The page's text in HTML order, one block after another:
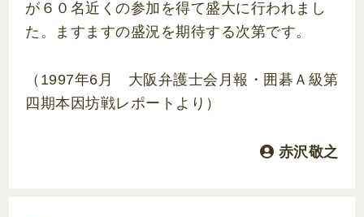
が６０名近くの参加を得て盛大に行われまし
た。ますますの盛況を期待する次第です。
（1997年6月 大阪弁護士会月報・囲碁Ａ級第
四期本因坊戦レポートより）
赤沢敬之